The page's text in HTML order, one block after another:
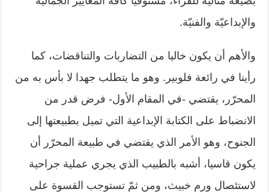
والإبداعيّة والفنيّة.
والأهم أن يكون خاليا من التضاربات والتناقضات، كما
رأينا في رائعة فلوبير. وهو ما يتطلب جهدا لا بأس به من
المحرّر، يقتضي -في المقام الأول- فرض قدر من
الانضباط على الكتابة الإبداعية التي تميل بطبيعتها إلى
الجنوح، وهو الأمر الذي يقتضي في طبيعة المحرّر أن
يكون قاسيا، أشبه بالطبيب الذي يجري عملية جراحية
لاستئصال ورم خبيث، ومن ثمّ تستوجب القسوة على